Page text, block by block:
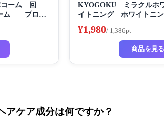
コーム 回
ーム プロ仕
KYOGOKU ミラクルホ
イトニング ホワイトニ
¥1,980/ 1,386pt
商品を見
アケア成分は何ですか？